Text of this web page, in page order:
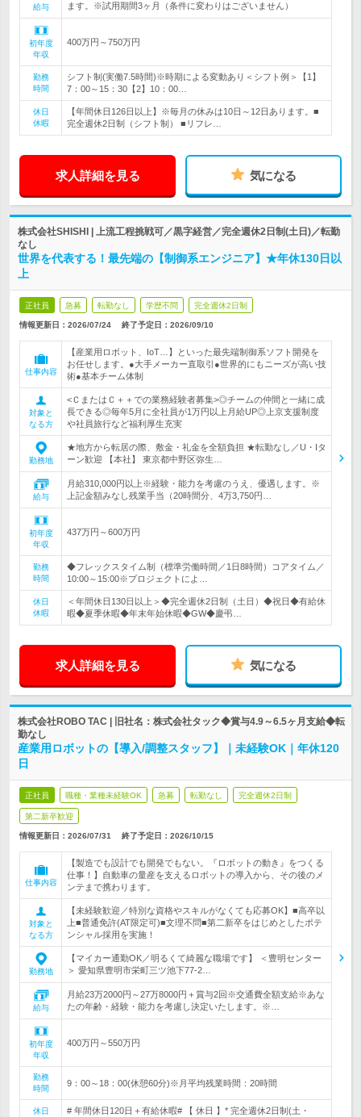
給与 ます。※試用期間3ヶ月（条件に変わりはございません）
初年度
年収
400万円～750万円
勤務
時間
シフト制(実働7.5時間)※時期による変動あり＜シフト例＞【1】
7：00～15：30【2】10：00…
休日
休暇
【年間休日126日以上】※毎月の休みは10日～12日あります。■
完全週休2日制（シフト制） ■リフレ…
求人詳細を見る 気になる
株式会社SHISHI | 上流工程挑戦可／黒字経営／完全週休2日制(土日)／転勤
なし
世界を代表する！最先端の【制御系エンジニア】★年休130日以
上
正社員 急募 転勤なし 学歴不問 完全週休2日制
情報更新日：2026/07/24 終了予定日： 2026/09/10
仕事内容
【産業用ロボット、IoT…】といった最先端制御系ソフト開発を
お任せします。●大手メーカー直取引●世界的にもニーズが高い技
術●基本チーム体制
対象と
なる方
<ＣまたはＣ＋＋での業務経験者募集>◎チームの仲間と一緒に成
長できる◎毎年5月に全社員が1万円以上月給UP◎上京支援制度
や社員旅行など福利厚生充実
勤務地
★地方から転居の際、敷金・礼金を全額負担 ★転勤なし／U・Iタ
ーン歓迎 【本社】 東京都中野区弥生…
給与
月給310,000円以上※経験・能力を考慮のうえ、優遇します。※
上記金額みなし残業手当（20時間分、4万3,750円…
初年度
年収
437万円～600万円
勤務
時間
◆フレックスタイム制（標準労働時間／1日8時間）コアタイム／
10:00～15:00※プロジェクトによ…
休日
休暇
＜年間休日130日以上＞◆完全週休2日制（土日）◆祝日◆有給休
暇◆夏季休暇◆年末年始休暇◆GW◆慶弔…
求人詳細を見る 気になる
株式会社ROBO TAC | 旧社名：株式会社タック◆賞与4.9～6.5ヶ月支給◆転
勤なし
産業用ロボットの【導入/調整スタッフ】｜未経験OK｜年休120
日
正社員 職種・業種未経験OK 急募 転勤なし 完全週休2日制
第二新卒歓迎
情報更新日：2026/07/31 終了予定日： 2026/10/15
仕事内容
【製造でも設計でも開発でもない。『ロボットの動き』をつくる
仕事！】自動車の量産を支えるロボットの導入から、その後のメ
ンテまで携わります。
対象と
なる方
【未経験歓迎／特別な資格やスキルがなくても応募OK】■高卒以
上■普通免許(AT限定可)■文理不問■第二新卒をはじめとしたポテ
ンシャル採用を実施！
勤務地
【マイカー通勤OK／明るくて綺麗な職場です】 ＜豊明センター
＞ 愛知県豊明市栄町三ツ池下77-2…
給与
月給23万2000円～27万8000円＋賞与2回※交通費全額支給※あな
たの年齢・経験・能力を考慮し決定いたします。※…
初年度
年収
400万円～550万円
勤務
時間
9：00～18：00(休憩60分)※月平均残業時間：20時間
休日
# 年間休日120日＋有給休暇# 【 休日 】* 完全週休2日制(土・